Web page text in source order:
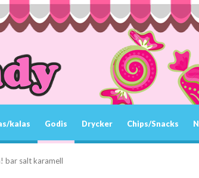
kalas Godis Drycker Chips/Snacks
bar salt karamell